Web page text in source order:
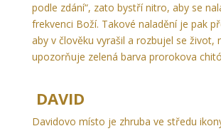
podle zdání“, zato bystří nitro, aby se
frekvenci Boží. Takové naladění je pak
aby v člověku vyrašil a rozbujel se život,
upozorňuje zelená barva prorokova
DAVID
Davidovo místo je zhruba ve středu